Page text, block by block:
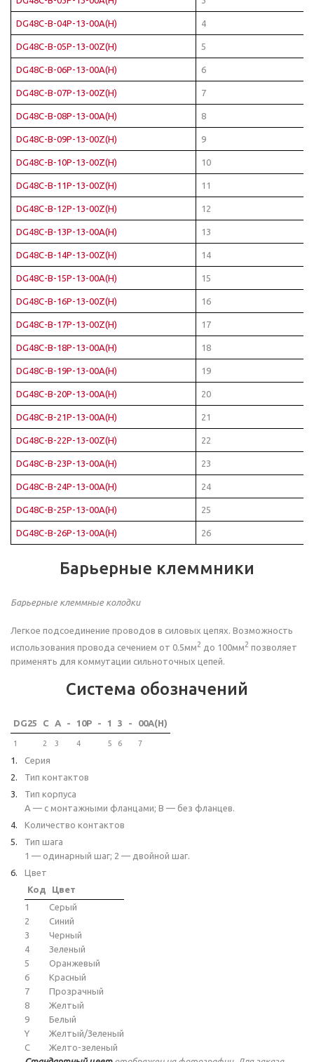
DG48C-B-04P-13-00A(H) 4
DG48C-B-05P-13-00Z(H) 5
DG48C-B-06P-13-00A(H) 6
DG48C-B-07P-13-00Z(H) 7
DG48C-B-08P-13-00A(H) 8
DG48C-B-09P-13-00Z(H) 9
DG48C-B-10P-13-00Z(H) 10
DG48C-B-11P-13-00Z(H) 11
DG48C-B-12P-13-00Z(H) 12
DG48C-B-13P-13-00A(H) 13
DG48C-B-14P-13-00Z(H) 14
DG48C-B-15P-13-00A(H) 15
DG48C-B-16P-13-00Z(H) 16
DG48C-B-17P-13-00Z(H) 17
DG48C-B-18P-13-00A(H) 18
DG48C-B-19P-13-00A(H) 19
DG48C-B-20P-13-00A(H) 20
DG48C-B-21P-13-00A(H) 21
DG48C-B-22P-13-00Z(H) 22
DG48C-B-23P-13-00A(H) 23
DG48C-B-24P-13-00A(H) 24
DG48C-B-25P-13-00A(H) 25
DG48C-B-26P-13-00A(H) 26
Барьерные клеммники
Барьерные клеммные колодки
Легкое подсоединение проводов в силовых цепях. Возможность
использования провода сечением от 0.5мм2 до 100мм2 позволяет
применять для коммутации сильноточных цепей.
Система обозначений
DG25 C A - 10P - 1 3 - 00A(H)
1 2 3 4 5 6 7
Серия
Тип контактов
Тип корпуса
A — с монтажными фланцами; B — без фланцев.
Количество контактов
Тип шага
1 — одинарный шаг; 2 — двойной шаг.
Цвет
Код
Цвет
1
Серый
2
Синий
3
Черный
4
Зеленый
5
Оранжевый
6
Красный
7
Прозрачный
8
Желтый
9
Белый
Y
Желтый/Зеленый
C
Желто-зеленый